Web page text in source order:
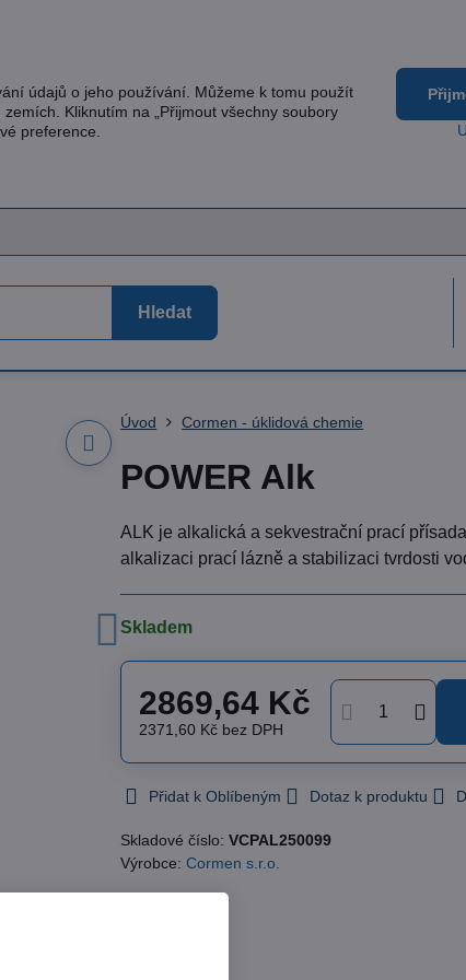
Hledat
Úvod Cormen - úklidová chemie
POWER Alk
ALK je alkalická a sekvestrační prací
alkalizaci prací lázně a stabilizaci tvrdosti
Skladem
2869,64 Kč
2371,60 Kč bez DPH
Přidat k Oblíbeným Dotaz k produktu
Skladové číslo:VCPAL250099
Výrobce:Cormen s.r.o.
údajů o jeho používání. Můžeme k tomu použít
Kliknutím na „Přijmout všechny soubory
preference.